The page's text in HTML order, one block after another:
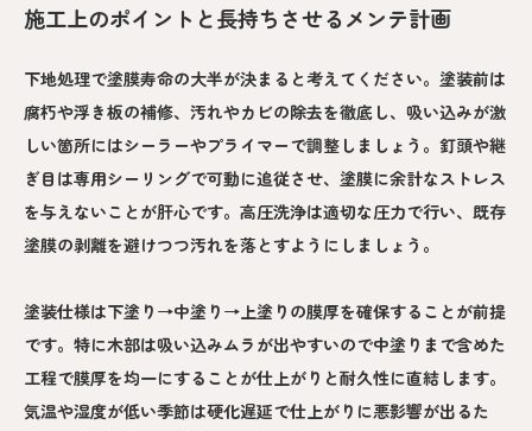
施工上のポイントと長持ちさせるメンテ計画
下地処理で塗膜寿命の大半が決まると考えてください。塗装前は
腐朽や浮き板の補修、汚れやカビの除去を徹底し、吸い込みが激
しい箇所にはシーラーやプライマーで調整しましょう。釘頭や継
ぎ目は専用シーリングで可動に追従させ、塗膜に余計なストレス
を与えないことが肝心です。高圧洗浄は適切な圧力で行い、既存
塗膜の剥離を避けつつ汚れを落とすようにしましょう。
塗装仕様は下塗り→中塗り→上塗りの膜厚を確保することが前提
です。特に木部は吸い込みムラが出やすいので中塗りまで含めた
工程で膜厚を均一にすることが仕上がりと耐久性に直結します。
気温や湿度が低い季節は硬化遅延で仕上がりに悪影響が出るた